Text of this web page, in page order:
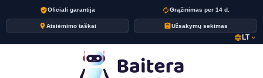
verified_userOficiali garantija autorenewGrąžinimas per 14 d.
placeAtsiėmimo taškai assignmentUžsakymų sekimas
language LTexpand_more